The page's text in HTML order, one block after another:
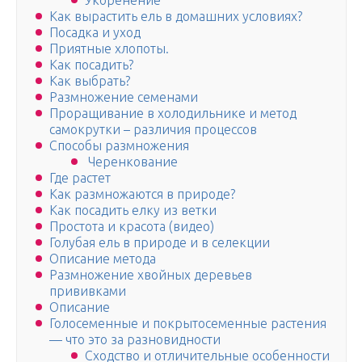
Как вырастить ель в домашних условиях?
Посадка и уход
Приятные хлопоты.
Как посадить?
Как выбрать?
Размножение семенами
Проращивание в холодильнике и метод
самокрутки – различия процессов
Способы размножения
Черенкование
Где растет
Как размножаются в природе?
Как посадить елку из ветки
Простота и красота (видео)
Голубая ель в природе и в селекции
Описание метода
Размножение хвойных деревьев
прививками
Описание
Голосеменные и покрытосеменные растения
— что это за разновидности
Сходство и отличительные особенности